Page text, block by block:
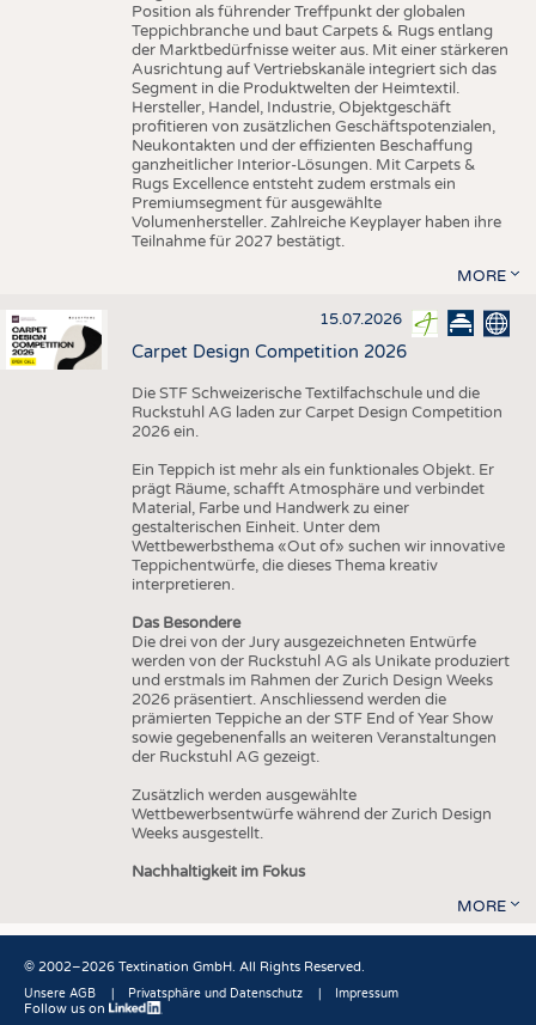
Position als führender Treffpunkt der globalen
Teppichbranche und baut Carpets & Rugs entlang
der Marktbedürfnisse weiter aus. Mit einer stärkeren
Ausrichtung auf Vertriebskanäle integriert sich das
Segment in die Produktwelten der Heimtextil.
Hersteller, Handel, Industrie, Objektgeschäft
profitieren von zusätzlichen Geschäftspotenzialen,
Neukontakten und der effizienten Beschaffung
ganzheitlicher Interior-Lösungen. Mit Carpets &
Rugs Excellence entsteht zudem erstmals ein
Premiumsegment für ausgewählte
Volumenhersteller. Zahlreiche Keyplayer haben ihre
Teilnahme für 2027 bestätigt.
MORE
15.07.2026
Carpet Design Competition 2026
Die STF Schweizerische Textilfachschule und die
Ruckstuhl AG laden zur Carpet Design Competition
2026 ein.
Ein Teppich ist mehr als ein funktionales Objekt. Er
prägt Räume, schafft Atmosphäre und verbindet
Material, Farbe und Handwerk zu einer
gestalterischen Einheit. Unter dem
Wettbewerbsthema «Out of» suchen wir innovative
Teppichentwürfe, die dieses Thema kreativ
interpretieren.
Das Besondere
Die drei von der Jury ausgezeichneten Entwürfe
werden von der Ruckstuhl AG als Unikate produziert
und erstmals im Rahmen der Zurich Design Weeks
2026 präsentiert. Anschliessend werden die
prämierten Teppiche an der STF End of Year Show
sowie gegebenenfalls an weiteren Veranstaltungen
der Ruckstuhl AG gezeigt.
Zusätzlich werden ausgewählte
Wettbewerbsentwürfe während der Zurich Design
Weeks ausgestellt.
Nachhaltigkeit im Fokus
MORE
© 2002–2026 Textination GmbH. All Rights Reserved.
Fußbereich
Unsere AGB Privatsphäre und Datenschutz Impressum
Follow us on